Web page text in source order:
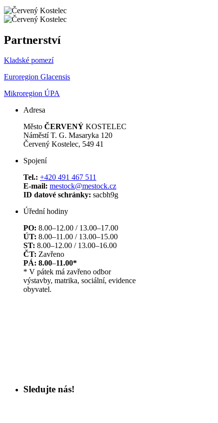
Partnerství
Kladské pomezí
Euroregion Glacensis
Mikroregion ÚPA
Adresa
Město ČERVENÝ KOSTELEC
Náměstí T. G. Masaryka 120
Červený Kostelec, 549 41
Spojení
Tel.: +420 491 467 511
E-mail: mestock@mestock.cz
ID datové schránky: sacbh9g
Úřední hodiny
PO: 8.00–12.00 / 13.00–17.00
ÚT: 8.00–11.00 / 13.00–15.00
ST: 8.00–12.00 / 13.00–16.00
ČT: Zavřeno
PÁ: 8.00–11.00*
* V pátek má zavřeno odbor
výstavby, matrika, sociální, evidence
obyvatel.
Sledujte nás!